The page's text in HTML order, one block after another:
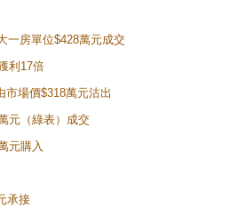
一房單位$428萬元成交
利17倍
場價$318萬元沽出
元（綠表）成交
元購入
承接